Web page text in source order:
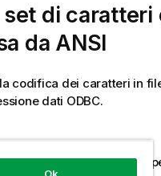
di
da ANSI
codifica dei caratteri in
dati ODBC.
funzioni complete